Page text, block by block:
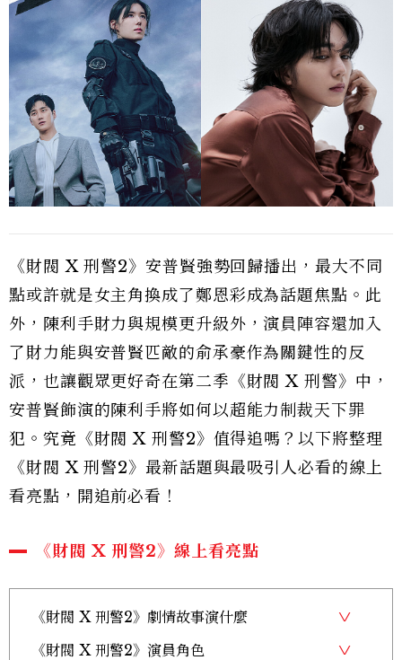
《財閥 X 刑警2》安普賢強勢回歸播出，最大不同
點或許就是女主角換成了鄭恩彩成為話題焦點。此
外，陳利手財力與規模更升級外，演員陣容還加入
了財力能與安普賢匹敵的俞承豪作為關鍵性的反
派，也讓觀眾更好奇在第二季《財閥 X 刑警》中，
安普賢飾演的陳利手將如何以超能力制裁天下罪
犯。究竟《財閥 X 刑警2》值得追嗎？以下將整理
《財閥 X 刑警2》最新話題與最吸引人必看的線上
看亮點，開追前必看！
《財閥 X 刑警2》線上看亮點
《財閥 X 刑警2》劇情故事演什麼
《財閥 X 刑警2》演員角色